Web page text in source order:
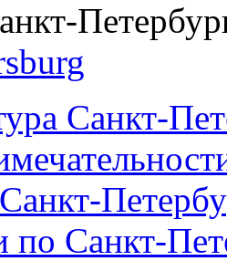
Санкт-
по Санкт-